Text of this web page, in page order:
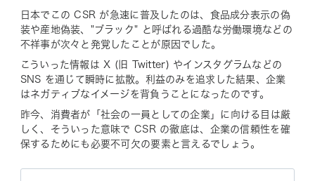
日本でこの CSR が急速に普及したのは、食品成分表示の偽
装や産地偽装、"ブラック" と呼ばれる過酷な労働環境などの
不祥事が次々と発覚したことが原因でした。
こういった情報は X (旧 Twitter) やインスタグラムなどの
SNS を通じて瞬時に拡散。利益のみを追求した結果、企業
はネガティブなイメージを背負うことになったのです。
昨今、消費者が「社会の一員としての企業」に向ける目は厳
しく、そういった意味で CSR の徹底は、企業の信頼性を確
保するためにも必要不可欠の要素と言えるでしょう。